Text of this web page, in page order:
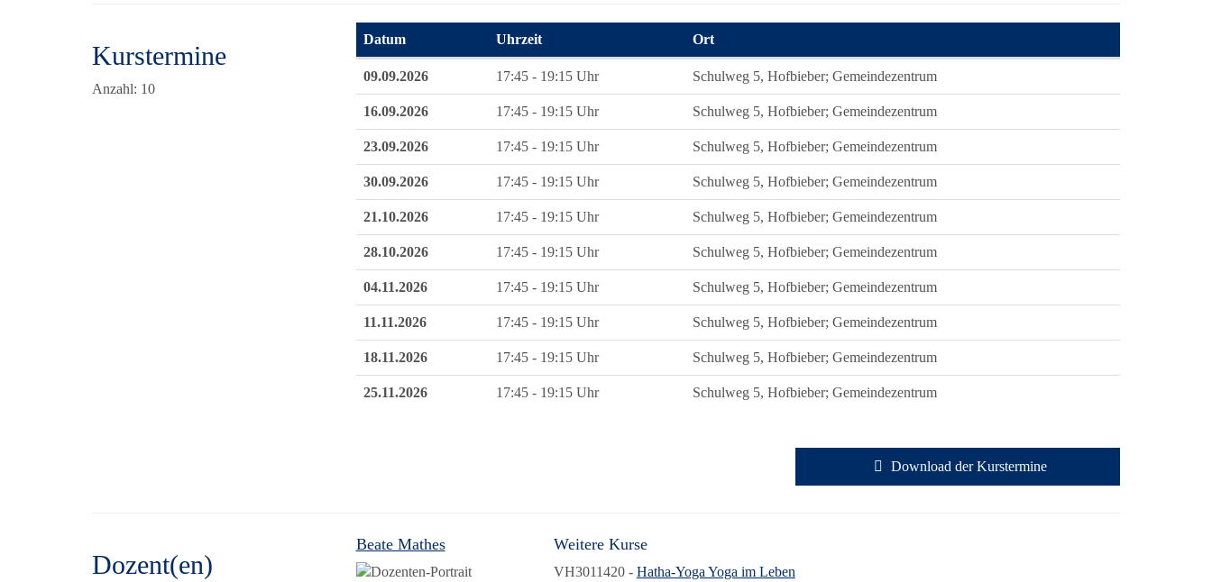
Kurstermine
Anzahl: 10
Datum Uhrzeit Ort
09.09.2026 17:45 - 19:15 Uhr Schulweg 5, Hofbieber; Gemeindezentrum
16.09.2026 17:45 - 19:15 Uhr Schulweg 5, Hofbieber; Gemeindezentrum
23.09.2026 17:45 - 19:15 Uhr Schulweg 5, Hofbieber; Gemeindezentrum
30.09.2026 17:45 - 19:15 Uhr Schulweg 5, Hofbieber; Gemeindezentrum
21.10.2026 17:45 - 19:15 Uhr Schulweg 5, Hofbieber; Gemeindezentrum
28.10.2026 17:45 - 19:15 Uhr Schulweg 5, Hofbieber; Gemeindezentrum
04.11.2026 17:45 - 19:15 Uhr Schulweg 5, Hofbieber; Gemeindezentrum
11.11.2026 17:45 - 19:15 Uhr Schulweg 5, Hofbieber; Gemeindezentrum
18.11.2026 17:45 - 19:15 Uhr Schulweg 5, Hofbieber; Gemeindezentrum
25.11.2026 17:45 - 19:15 Uhr Schulweg 5, Hofbieber; Gemeindezentrum
Download der Kurstermine
Dozent(en)
Beate Mathes Weitere Kurse
VH3011420 - Hatha-Yoga Yoga im Leben